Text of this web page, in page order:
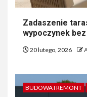
Zadaszenie
wypoczynek
20 lutego, 2026
BUDOWA I REMONT